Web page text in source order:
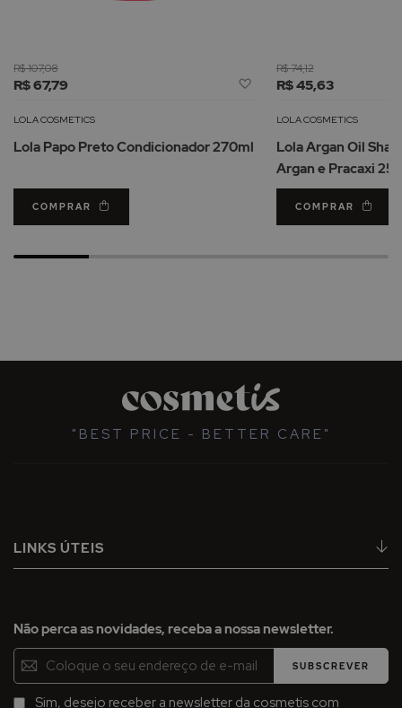
R$ 67,79
R$ 107,08
Adicionar
Lista
Desejos
LOLA COSMETICS
Lola Papo Preto Condicionador 270ml
COMPRAR
R$ 45,63
R$ 74,12
LOLA COSMETICS
Lola Argan Oil
Argan e Pracaxi
COMPRAR
"BEST PRICE - BETTER CARE"
LINKS ÚTEIS
Não perca as novidades, receba a nossa newsletter.
Inscreva-
se
na
SUBSCREVER
Sim, desejo receber a newsletter da cosmetis com